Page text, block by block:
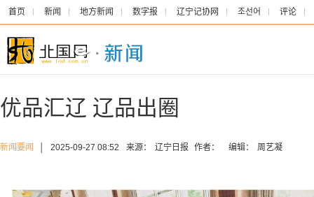
首页 新闻 地方新闻 数字报 辽宁记协网 조선어 评论
优品汇辽 辽品出圈
新闻要闻 2025-09-27 08:52 来源： 辽宁日报 作者： 编辑： 周艺凝